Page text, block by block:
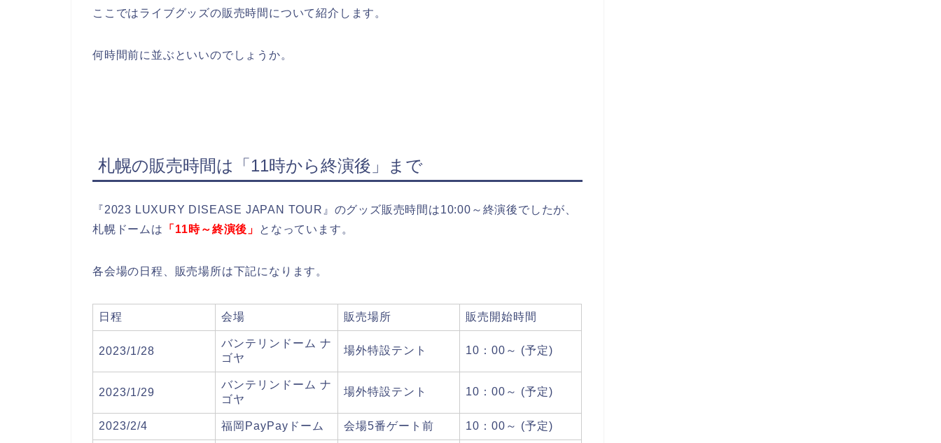
ここではライブグッズの販売時間について紹介します。
何時間前に並ぶといいのでしょうか。
札幌の販売時間は「11時から終演後」まで
『2023 LUXURY DISEASE JAPAN TOUR』のグッズ販売時間は10:00～終演後でしたが、
札幌ドームは
「11時～終演後」 となっています。
各会場の日程、販売場所は下記になります。
日程 会場 販売場所 販売開始時間
2023/1/28
バンテリンドーム ナ
ゴヤ
場外特設テント 10：00～ (予定)
2023/1/29
バンテリンドーム ナ
ゴヤ
場外特設テント 10：00～ (予定)
2023/2/4 福岡PayPayドーム 会場5番ゲート前 10：00～ (予定)